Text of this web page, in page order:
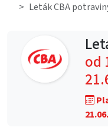
Leták CBA
od